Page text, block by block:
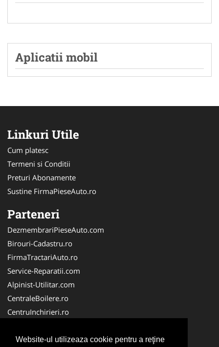
Website-ul utilizeaza cookie pentru a reţine
Aplicatii mobil
Linkuri Utile
Cum platesc
Termeni si Conditii
Preturi Abonamente
Sustine FirmaPieseAuto.ro
Parteneri
DezmembrariPieseAuto.com
Birouri-Cadastru.ro
FirmaTractariAuto.ro
Service-Reparatii.com
Alpinist-Utilitar.com
CentraleBoilere.ro
CentruInchirieri.ro
Cardiologul.ro